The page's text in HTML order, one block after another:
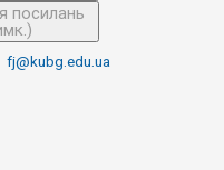
посилань
fj@kubg.edu.ua